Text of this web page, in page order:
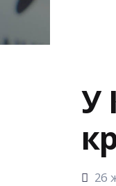
У
26